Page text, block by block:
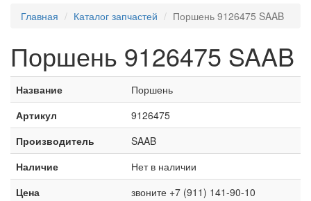
Главная Каталог запчастей Поршень 9126475 SAAB
Поршень 9126475 SAAB
Название
Поршень
Артикул
9126475
Производитель
SAAB
Наличие
Нет в наличии
Цена
звоните +7 (911) 141-90-10